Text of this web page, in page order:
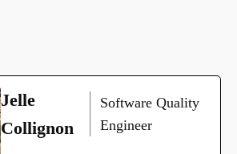
Jelle
Collignon
Software Quality
Engineer